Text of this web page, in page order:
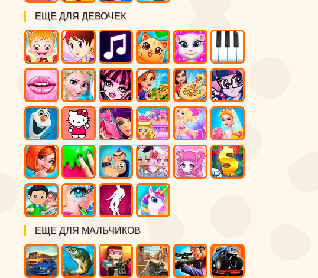
ЕЩЕ ДЛЯ ДЕВОЧЕК
ЕЩЕ ДЛЯ МАЛЬЧИКОВ